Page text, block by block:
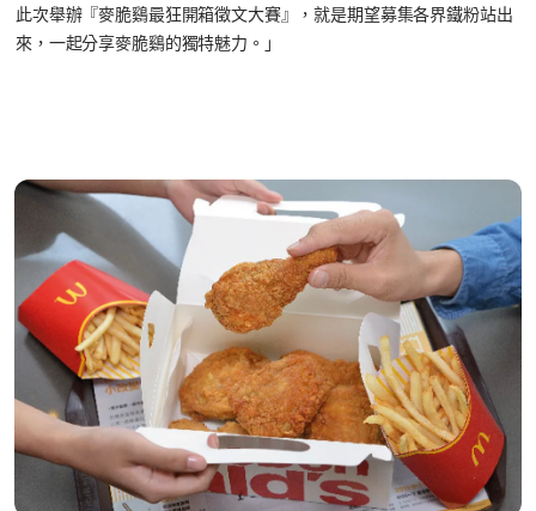
此次舉辦『麥脆鷄最狂開箱徵文大賽』，就是期望募集各界鐵粉站出
來，一起分享麥脆鷄的獨特魅力。」